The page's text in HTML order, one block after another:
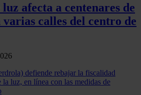
afecta a centenares de
varias calles del centro de